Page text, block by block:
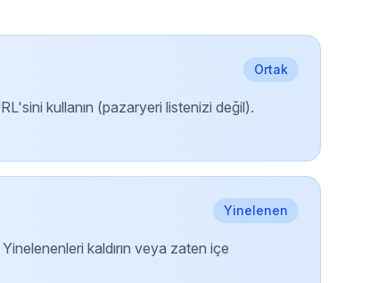
Ortak
kullanın (pazaryeri listenizi değil).
Yinelenen
kaldırın veya zaten içe